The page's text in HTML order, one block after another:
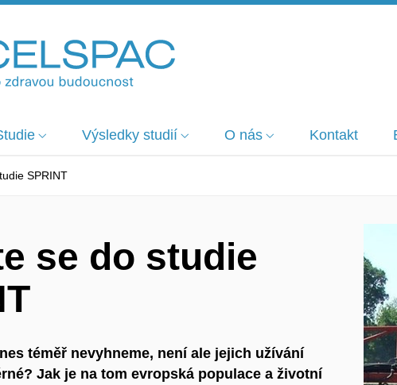
Výsledky studií O nás Kontakt
SPRINT
se do studie
téměř nevyhneme, není ale jejich užívání
Jak je na tom evropská populace a životní